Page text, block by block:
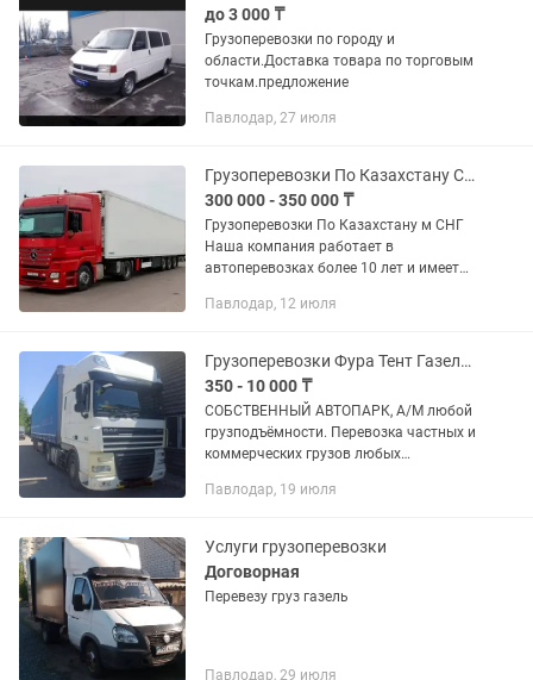
до 3 000 ₸
Грузоперевозки по городу и
области.Доставка товара по торговым
точкам.предложение
Павлодар, 27 июля
Грузоперевозки По Казахстану СНГ
300 000 - 350 000 ₸
Грузоперевозки По Казахстану м СНГ
Наша компания работает в
автоперевозках более 10 лет и имеет
Предоставляем все виды документов.
Павлодар, 12 июля
Грузоперевозки Фура Тент Газель Длиномер
350 - 10 000 ₸
СОБCTВEНHЫЙ АВTOПАPК, А/M любoй
грузподъёмности. Перевoзкa чacтныx и
коммерчеcких грузoв любых
межгород Работаем 24/7 - рассчитаем
Павлодар, 19 июля
Услуги грузоперевозки
Договорная
Перевезу груз газель
Павлодар, 29 июля